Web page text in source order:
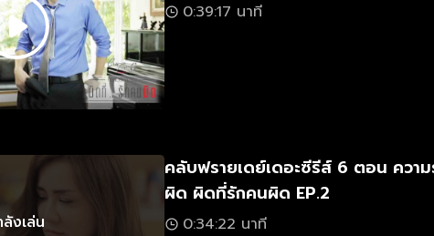
0:39:17 นาที
ลังเล่น
คลับฟรายเดย์เดอะซีรีส์ 6 ตอน ความ
ผิด ผิดที่รักคนผิด EP.2
0:34:22 นาที